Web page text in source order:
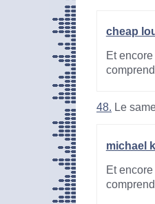
cheap
Et
48. Le
michael
Et